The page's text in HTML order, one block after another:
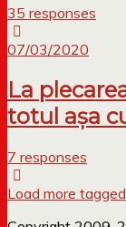
35 responses
07/03/2020
La
totul așa
7 responses
Load more